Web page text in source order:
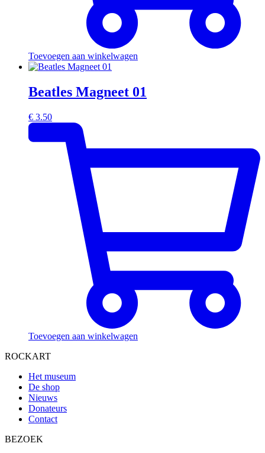
Toevoegen aan winkelwagen
Beatles Magneet 01
€ 3.50
Toevoegen aan winkelwagen
ROCKART
Het museum
De shop
Nieuws
Donateurs
Contact
BEZOEK